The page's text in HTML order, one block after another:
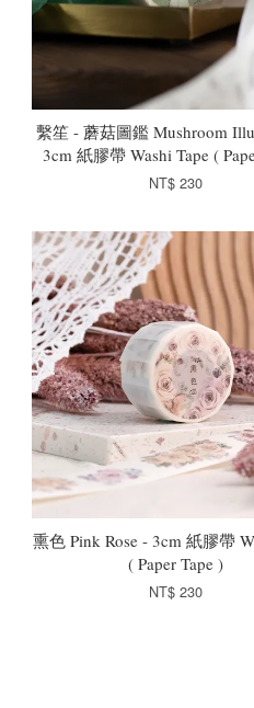
繫笙 - 蘑菇圖鑑 Mushroom
3cm 紙膠帶 Washi Tape (
NT$ 230
熏色 Pink Rose - 3cm 紙膠帶
( Paper Tape )
NT$ 230